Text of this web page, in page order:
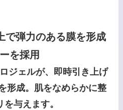
で弾力のある膜を形成
を採用
ジェルが、即時引き上げ
形成。肌をなめらかに整
与えます。